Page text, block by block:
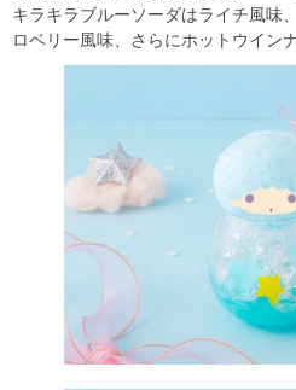
キラキラブルーソーダはライチ風味
ロベリー風味、さらにホットウイン